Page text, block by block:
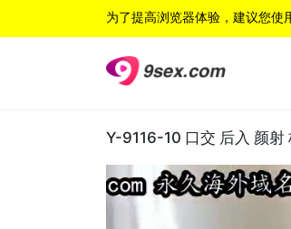
为了提高浏览器体验，建议您使
Y-9116-10 口交 后入 颜射